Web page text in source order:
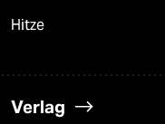
Hitze
Verlag